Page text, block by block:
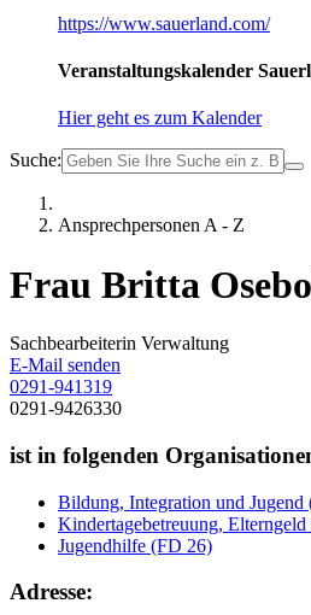
https://www.sauerland.com/
Veranstaltungskalender
Hier geht es zum Kalender
Suche:
Ansprechpersonen A - Z
Frau Britta
Sachbearbeiterin Verwaltung
E-Mail senden
0291-941319
0291-9426330
ist in folgenden
Bildung, Integration und Jugend
Kindertagebetreuung,
Jugendhilfe (FD 26)
Adresse: